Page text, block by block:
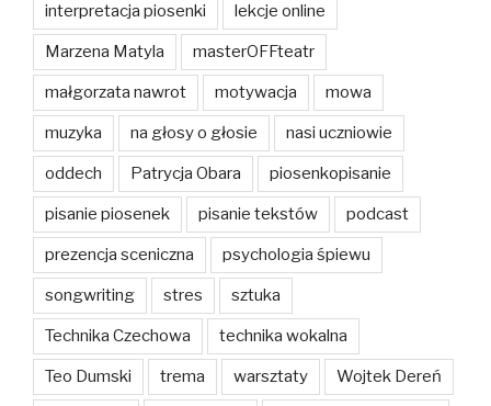
interpretacja piosenki lekcje online
Marzena Matyla masterOFFteatr
małgorzata nawrot motywacja mowa
muzyka na głosy o głosie nasi uczniowie
oddech Patrycja Obara piosenkopisanie
pisanie piosenek pisanie tekstów podcast
prezencja sceniczna psychologia śpiewu
songwriting stres sztuka
Technika Czechowa technika wokalna
Teo Dumski trema warsztaty Wojtek Dereń